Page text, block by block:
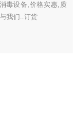
毒设备,价格实惠,质
我们..订货